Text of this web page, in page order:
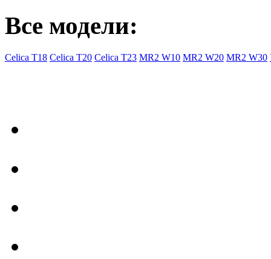
Все модели:
Celica T18 Celica T20 Celica T23 MR2 W10 MR2 W20 MR2 W30